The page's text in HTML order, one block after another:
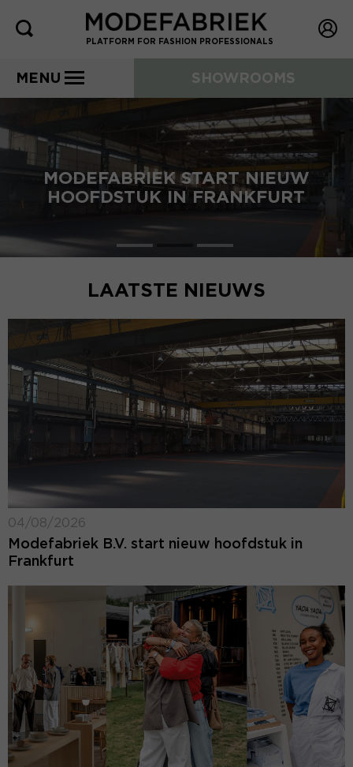
PLATFORM FOR FASHION PROFESSIONALS
MENU SHOWROOMS
MODEFABRIEK START NIEUW
HOOFDSTUK IN FRANKFURT
LAATSTE NIEUWS
04/08/2026
Modefabriek B.V. start nieuw hoofdstuk in
Frankfurt